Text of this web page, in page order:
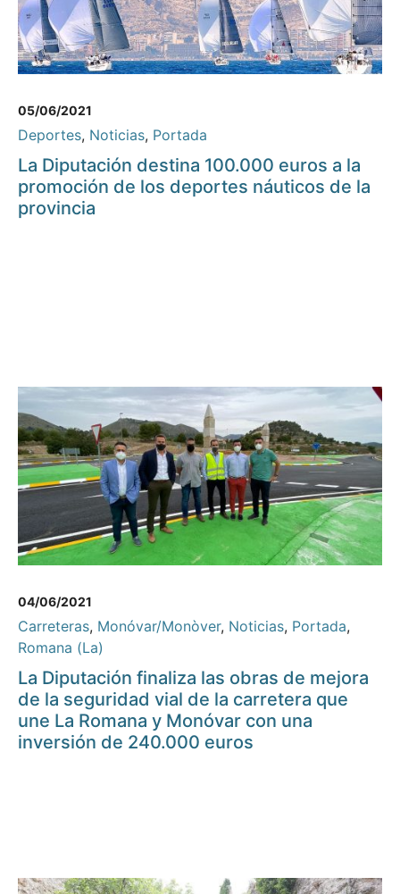
05/06/2021
Deportes, Noticias, Portada
La Diputación destina 100.000 euros a la
promoción de los deportes náuticos de la
provincia
04/06/2021
Carreteras, Monóvar/Monòver, Noticias, Portada,
Romana (La)
La Diputación finaliza las obras de mejora
de la seguridad vial de la carretera que
une La Romana y Monóvar con una
inversión de 240.000 euros